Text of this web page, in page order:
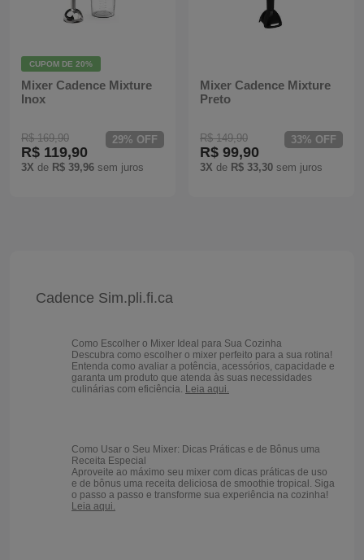
CUPOM DE 20%
Mixer Cadence Mixture
Inox
R$ 169,90
R$ 119,90
3X de R$ 39,96 sem juros
29% OFF
Mixer Cadence Mixture
Preto
R$ 149,90
R$ 99,90
3X de R$ 33,30 sem juros
33% OFF
Cadence Sim.pli.fi.ca
Como Escolher o Mixer Ideal para Sua Cozinha
Descubra como escolher o mixer perfeito para a sua rotina!
Entenda como avaliar a potência, acessórios, capacidade e
garanta um produto que atenda às suas necessidades
culinárias com eficiência. Leia aqui.
Como Usar o Seu Mixer: Dicas Práticas e de Bônus uma
Receita Especial
Aproveite ao máximo seu mixer com dicas práticas de uso
e de bônus uma receita deliciosa de smoothie tropical. Siga
o passo a passo e transforme sua experiência na cozinha!
Leia aqui.
Panelas Elétricas
Máquina de Waffle
Batedeiras